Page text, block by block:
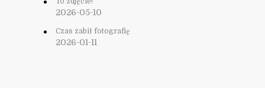
2026-05-10
Czas zabił fotografię
2026-01-11